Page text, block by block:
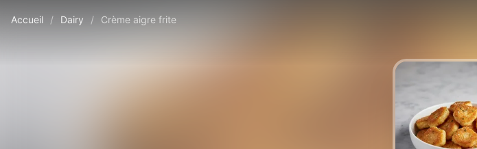
Accueil / Dairy / Crème aigre frite